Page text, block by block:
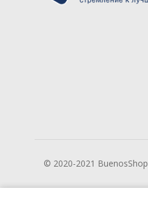
© 2020-2021 BuenosShop